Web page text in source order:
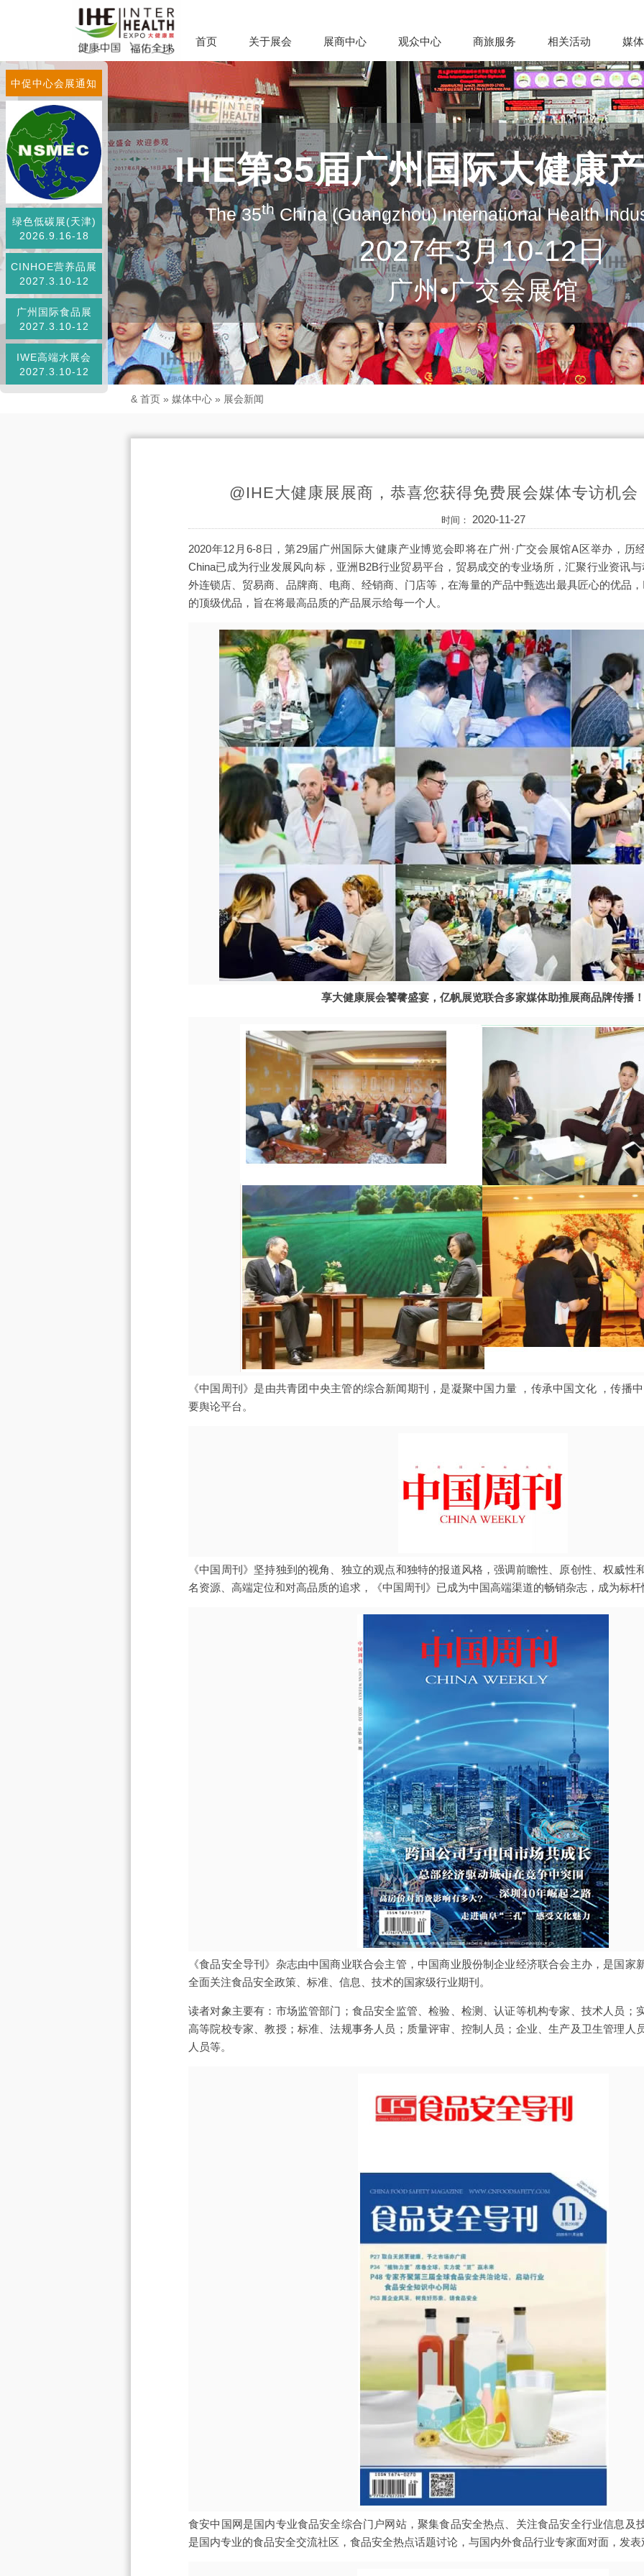
首页 关于展会 展商中心 观众中心 商旅服务 相关活动 媒
IHE第35届广州国际大健康
The 35thChina (Guangzhou) International Health
2027年3月10-12日
广州•广交会展馆
中促中心会展通知
绿色低碳展(天津)
2026.9.16-18
CINHOE营养品展
2027.3.10-12
广州国际食品展
2027.3.10-12
IWE高端水展会
2027.3.10-12
& 首页 » 媒体中心 » 展会新闻
@IHE大健康展展商，恭喜您获得免费展会媒体专访机会
时间： 2020-11-27
2020年12月6-8日，第29届广州国际大健康产业博览会即将在广州·广交会展馆A区举办，历
China已成为行业发展风向标，亚洲B2B行业贸易平台，贸易成交的专业场所，汇聚行业资讯
外连锁店、贸易商、品牌商、电商、经销商、门店等，在海量的产品中甄选出最具匠心的优品
的顶级优品，旨在将最高品质的产品展示给每一个人。
享大健康展会饕餮盛宴，亿帆展览联合多家媒体助推展商品牌传播！
《中国周刊》是由共青团中央主管的综合新闻期刊，是凝聚中国力量 ，传承中国文化 ，传播
要舆论平台。
《中国周刊》坚持独到的视角、独立的观点和独特的报道风格，强调前瞻性、原创性、权威性
名资源、高端定位和对高品质的追求，《中国周刊》已成为中国高端渠道的畅销杂志，成为标
《食品安全导刊》杂志由中国商业联合会主管，中国商业股份制企业经济联合会主办，是国家
全面关注食品安全政策、标准、信息、技术的国家级行业期刊。
读者对象主要有：市场监管部门；食品安全监管、检验、检测、认证等机构专家、技术人员；
高等院校专家、教授；标准、法规事务人员；质量评审、控制人员；企业、生产及卫生管理人
人员等。
食安中国网是国内专业食品安全综合门户网站，聚集食品安全热点、关注食品安全行业信息及
是国内专业的食品安全交流社区，食品安全热点话题讨论，与国内外食品行业专家面对面，发